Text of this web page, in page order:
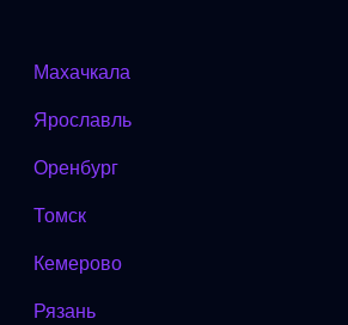
Махачкала
Ярославль
Оренбург
Томск
Кемерово
Рязань